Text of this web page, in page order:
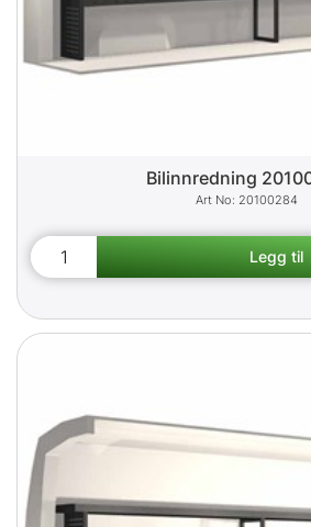
Bilinnredning
20100284